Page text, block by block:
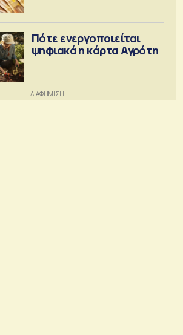
Πότε ενεργοποιείται
ψηφιακά η κάρτα Αγρότη